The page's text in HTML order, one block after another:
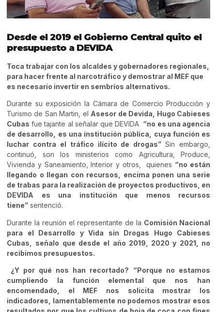
Desde el 2019 el Gobierno Central quito el
presupuesto a DEVIDA
Toca trabajar con los alcaldes y gobernadores regionales,
para hacer frente al narcotráfico y demostrar al MEF que
es necesario invertir en sembríos alternativos.
Durante su exposición la Cámara de Comercio Producción y
Turismo de San Martin, el Asesor de Devida,
Hugo Cabieses
Cubas fue tajante al señalar que DEVIDA “no es una agencia
de desarrollo, es una institución pública, cuya función es
luchar contra el tráfico ilícito de drogas”Sin embargo,
continuó, son los ministerios como Agricultura, Produce,
Vivienda y Saneamiento, Interior y otros, quienes “no están
llegando o llegan con recursos, encima ponen una serie
de trabas para la realización de proyectos productivos, en
DEVIDA es una institución que menos recursos
tiene” sentenció.
Durante la reunión el representante de la Comisión Nacional
para el Desarrollo y Vida sin Drogas Hugo Cabieses
Cubas,
señalo que desde el año 2019, 2020 y 2021, no
recibimos presupuestos.
¿Y por qué nos han recortado?
“Porque no estamos
cumpliendo la función elemental que nos han
encomendado, el MEF nos solicita mostrar los
indicadores, lamentablemente no podemos mostrar esos